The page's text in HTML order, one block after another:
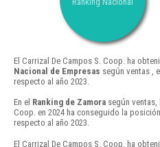
El Carrizal De Campos S. Coop. ha
Nacional de Empresas según ventas ,
respecto al año 2023.
En el Ranking de Zamora según ventas,
Coop. en 2024 ha conseguido la
respecto al año 2023.
El Carrizal De Campos S. Coop. ha